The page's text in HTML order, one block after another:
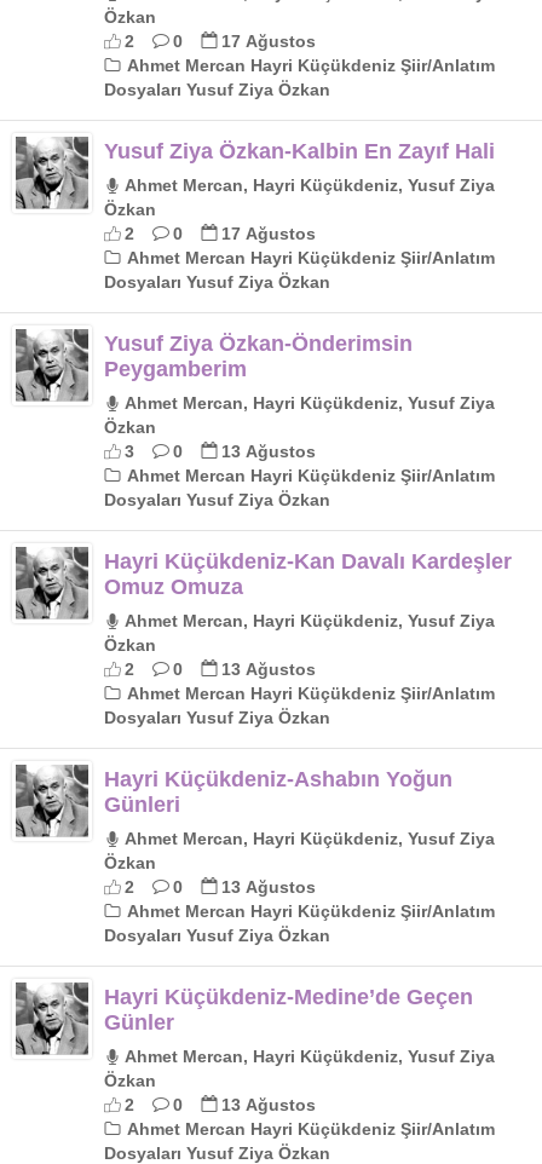
Özkan
2
0
17 Ağustos
Ahmet Mercan Hayri Küçükdeniz Şiir/Anlatım
Dosyaları Yusuf Ziya Özkan
Yusuf Ziya Özkan-Kalbin En Zayıf Hali
Ahmet Mercan, Hayri Küçükdeniz, Yusuf Ziya
Özkan
2
0
17 Ağustos
Ahmet Mercan Hayri Küçükdeniz Şiir/Anlatım
Dosyaları Yusuf Ziya Özkan
Yusuf Ziya Özkan-Önderimsin
Peygamberim
Ahmet Mercan, Hayri Küçükdeniz, Yusuf Ziya
Özkan
3
0
13 Ağustos
Ahmet Mercan Hayri Küçükdeniz Şiir/Anlatım
Dosyaları Yusuf Ziya Özkan
Hayri Küçükdeniz-Kan Davalı Kardeşler
Omuz Omuza
Ahmet Mercan, Hayri Küçükdeniz, Yusuf Ziya
Özkan
2
0
13 Ağustos
Ahmet Mercan Hayri Küçükdeniz Şiir/Anlatım
Dosyaları Yusuf Ziya Özkan
Hayri Küçükdeniz-Ashabın Yoğun
Günleri
Ahmet Mercan, Hayri Küçükdeniz, Yusuf Ziya
Özkan
2
0
13 Ağustos
Ahmet Mercan Hayri Küçükdeniz Şiir/Anlatım
Dosyaları Yusuf Ziya Özkan
Hayri Küçükdeniz-Medine’de Geçen
Günler
Ahmet Mercan, Hayri Küçükdeniz, Yusuf Ziya
Özkan
2
0
13 Ağustos
Ahmet Mercan Hayri Küçükdeniz Şiir/Anlatım
Dosyaları Yusuf Ziya Özkan